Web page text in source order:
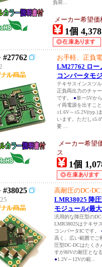
負荷...
メーカー希望
1個 4,378
#27762
お手軽、正負
LM27762 ロー
コンバータモ
テキサスインスツ
正負両出力のチャ
です。 ●単一5Vか
イ両電源を出すこ
±1.6V～±5.2V(typ.)
います。ただし
要 ...
メーカー希望
ス
1個
#38025
高耐圧のDC-
LMR38025 降
モジュール(最
汎用的な降圧型の
LMR38025はテキサ
コンバータICです。
高く、広い範囲でご
圧型DC-DCはたく
すが80Vの耐圧とな
●1.2V～12Vの範...